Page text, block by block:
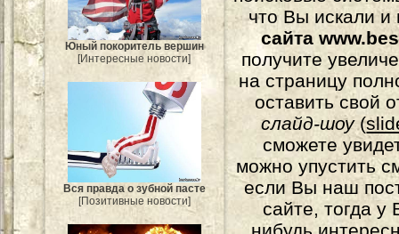
Юный покоритель вершин
[Интересные новости]
Вся правда о зубной пасте
[Позитивные новости]
что Вы искали и
сайта
получите
на страницу
оставить свой
слайд-шоу(
сможете
можно упустить
если Вы наш
сайте, тогда у